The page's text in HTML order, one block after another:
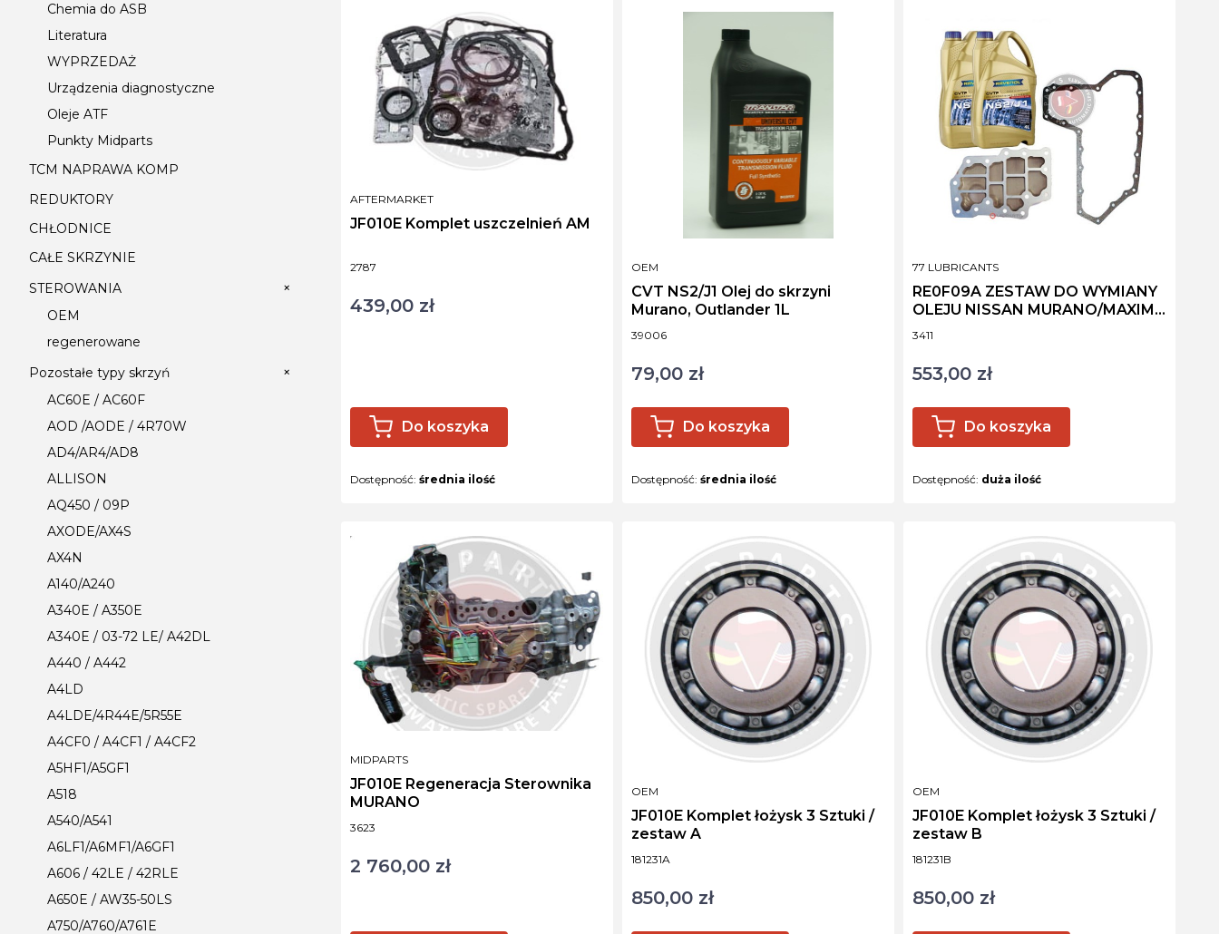
Chemia do ASB
Literatura
WYPRZEDAŻ
Urządzenia diagnostyczne
Oleje ATF
Punkty Midparts
TCM NAPRAWA KOMP
REDUKTORY
CHŁODNICE
CAŁE SKRZYNIE
STEROWANIA
+
OEM
regenerowane
Pozostałe typy skrzyń
+
AC60E / AC60F
AOD /AODE / 4R70W
AD4/AR4/AD8
ALLISON
AQ450 / 09P
AXODE/AX4S
AX4N
A140/A240
A340E / A350E
A340E / 03-72 LE/ A42DL
A440 / A442
A4LD
A4LDE/4R44E/5R55E
A4CF0 / A4CF1 / A4CF2
A5HF1/A5GF1
A518
A540/A541
A6LF1/A6MF1/A6GF1
A606 / 42LE / 42RLE
A650E / AW35-50LS
A750/A760/A761E
Kod produktu
2787
JF010E Komplet uszczelnień AM
PRODUCENT
AFTERMARKET
Cena
439,00 zł
Do koszyka
Dostępność: średnia ilość
Kod produktu
39006
CVT NS2/J1 Olej do skrzyni
Murano, Outlander 1L
PRODUCENT
OEM
Cena
79,00 zł
Do koszyka
Dostępność: średnia ilość
Kod produktu
3411
RE0F09A ZESTAW DO WYMIANY
OLEJU NISSAN MURANO/MAXIMA
PRODUCENT
77 LUBRICANTS
Cena
553,00 zł
Do koszyka
Dostępność: duża ilość
Kod produktu
3623
JF010E Regeneracja Sterownika
MURANO
PRODUCENT
MIDPARTS
Cena
2 760,00 zł Kod produktu
181231A
JF010E Komplet łożysk 3 Sztuki /
zestaw A
PRODUCENT
OEM
Cena
850,00 zł
Kod produktu
181231B
JF010E Komplet łożysk 3 Sztuki /
zestaw B
PRODUCENT
OEM
Cena
850,00 zł